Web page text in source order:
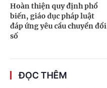
Hoàn thiện quy định phổ
biến, giáo dục pháp luật
đáp ứng yêu cầu chuyển đổi
số
ĐỌC THÊM